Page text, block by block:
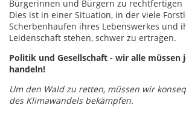
Bürgerinnen und Bürgern zu rechtfertigen
Dies ist in einer Situation, in der viele
Scherbenhaufen ihres Lebenswerkes und
Leidenschaft stehen, schwer zu ertragen.
Politik und Gesellschaft - wir alle müssen
handeln!
Um den Wald zu retten, müssen wir
des Klimawandels bekämpfen.